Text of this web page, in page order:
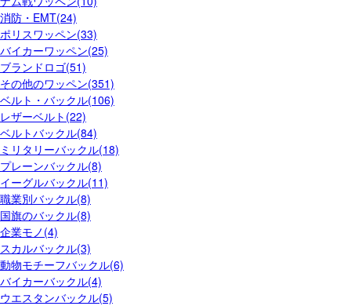
消防・EMT(24)
ポリスワッペン(33)
バイカーワッペン(25)
ブランドロゴ(51)
その他のワッペン(351)
ベルト・バックル(106)
レザーベルト(22)
ベルトバックル(84)
ミリタリーバックル(18)
プレーンバックル(8)
イーグルバックル(11)
職業別バックル(8)
国旗のバックル(8)
企業モノ(4)
スカルバックル(3)
動物モチーフバックル(6)
バイカーバックル(4)
ウエスタンバックル(5)